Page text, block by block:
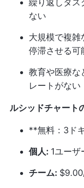
ない
大規模で複雑
停滞させる可
教育や医療な
レートがない
ルシッドチャート
**無料：3ド
個人: 1ユーザ
チーム: